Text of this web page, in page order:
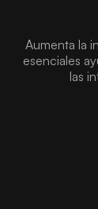
Aumenta la
esenciales
las